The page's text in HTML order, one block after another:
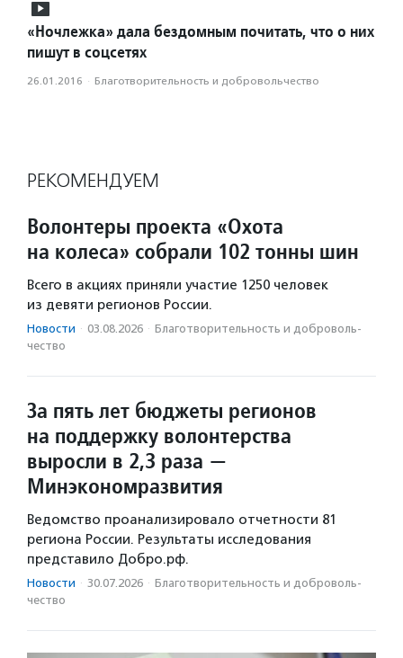
«Ночлежка» дала бездомным почитать, что о них
пишут в соцсетях
26.01.2016 · Благотвори­тель­ность и доброволь­чест­во
РЕКОМЕНДУЕМ
Волонтеры проекта «Охота
на колеса» собрали 102 тонны шин
Всего в акциях приняли участие 1250 человек
из девяти регионов России.
Новости · 03.08.2026 · Благотвори­тель­ность и доброволь­
чест­во
За пять лет бюджеты регионов
на поддержку волонтерства
выросли в 2,3 раза —
Минэкономразвития
Ведомство проанализировало отчетности 81
региона России. Результаты исследования
представило Добро.рф.
Новости · 30.07.2026 · Благотвори­тель­ность и доброволь­
чест­во